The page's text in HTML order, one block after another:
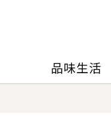
品味生活